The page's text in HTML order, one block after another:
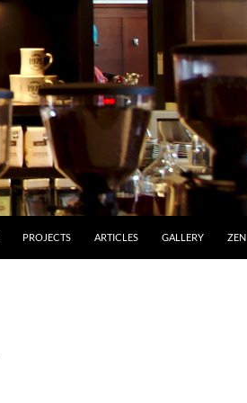
PROJECTS ARTICLES GALLERY ZEN